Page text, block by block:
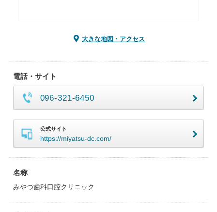
大きな地図・アクセス
電話・サイト
096-321-6450
公式サイト
https://miyatsu-dc.com/
名称
みやつ歯科口腔クリニック